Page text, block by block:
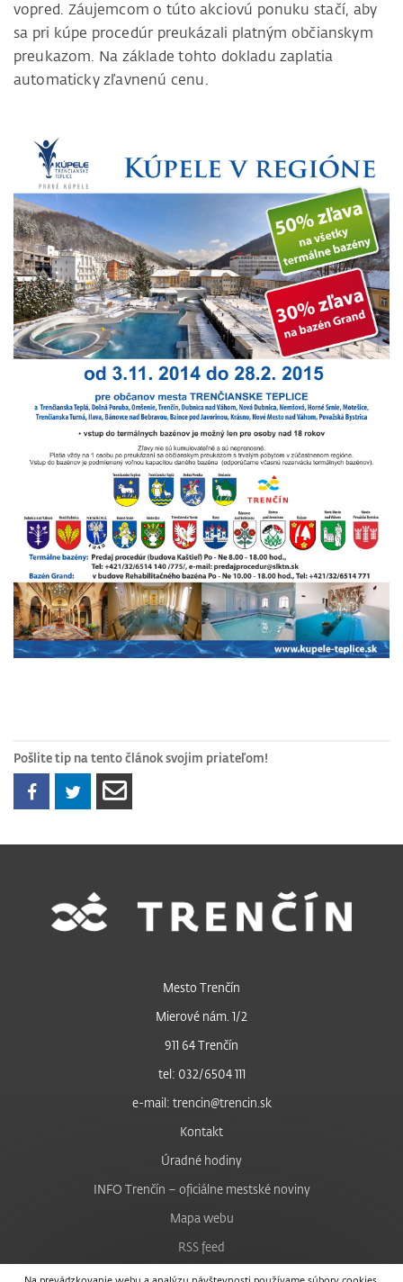
vopred. Záujemcom o túto akciovú ponuku stačí, aby
sa pri kúpe procedúr preukázali platným občianskym
preukazom. Na základe tohto dokladu zaplatia
automaticky zľavnenú cenu.
Pošlite tip na tento článok svojim priateľom!
Mesto Trenčín
Mierové nám. 1/2
911 64 Trenčín
tel: 032/6504 111
e-mail: trencin@trencin.sk
Kontakt
Úradné hodiny
INFO Trenčín – oficiálne mestské noviny
Mapa webu
RSS feed
Nastavenie cookies